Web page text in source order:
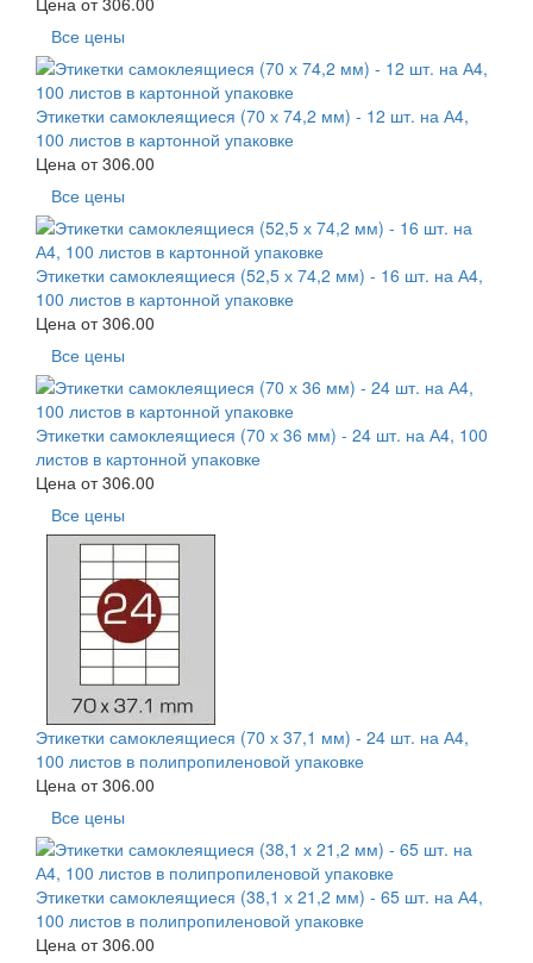
Все цены
Этикетки самоклеящиеся (70 х 74,2 мм) - 12 шт. на А4,
100 листов в картонной упаковке
Цена от306.00
Все цены
Этикетки самоклеящиеся (52,5 х 74,2 мм) - 16 шт. на А4,
100 листов в картонной упаковке
Цена от306.00
Все цены
Этикетки самоклеящиеся (70 х 36 мм) - 24 шт. на А4, 100
листов в картонной упаковке
Цена от306.00
Все цены
Этикетки самоклеящиеся (70 х 37,1 мм) - 24 шт. на А4,
100 листов в полипропиленовой упаковке
Цена от306.00
Все цены
Этикетки самоклеящиеся (38,1 х 21,2 мм) - 65 шт. на А4,
100 листов в полипропиленовой упаковке
Цена от306.00